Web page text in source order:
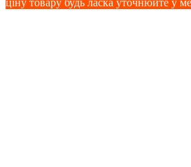
ціну товару будь ласка уточнюйте у